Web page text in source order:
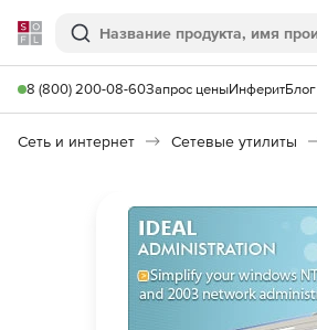
Softline
Поиск
8 (800) 200-08-60Запрос ценыИнферитБлог
Сеть и интернет Сетевые утилиты